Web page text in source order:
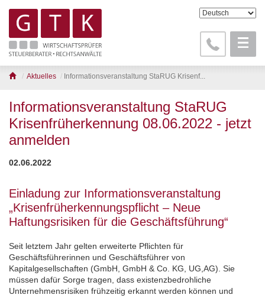
Aktuelles Informationsveranstaltung StaRUG Krisenf...
Informationsveranstaltung StaRUG
Krisenfrüherkennung 08.06.2022 - jetzt
anmelden
02.06.2022
Einladung zur Informationsveranstaltung
„Krisenfrüherkennungspflicht – Neue
Haftungsrisiken für die Geschäftsführung“
Seit letztem Jahr gelten erweiterte Pflichten für
Geschäftsführerinnen und Geschäftsführer von
Kapitalgesellschaften (GmbH, GmbH & Co. KG, UG,AG). Sie
müssen dafür Sorge tragen, dass existenzbedrohliche
Unternehmensrisiken frühzeitig erkannt werden können und